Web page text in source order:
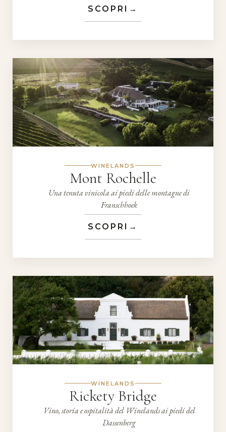
SCOPRI →
WINELANDS
Mont Rochelle
Una tenuta vinicola ai piedi delle montagne di
Franschhoek
SCOPRI →
WINELANDS
Rickety Bridge
Vino, storia e ospitalità del Winelands ai piedi del
Dassenberg